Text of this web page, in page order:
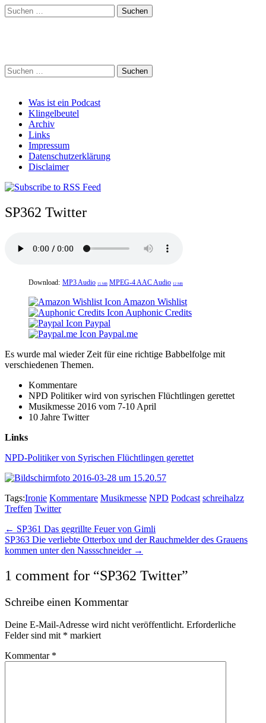
Suchen
nach:
Suchen
nach:
Main
menu
Skip
content
Was ist ein Podcast
Klingelbeutel
Archiv
Links
Impressum
Datenschutzerklärung
Disclaimer
SP362 Twitter
Download: MP3 Audio 15 MB MPEG-4 AAC Audio 12 MB
Amazon Wishlist
Auphonic Credits
Paypal
Paypal.me
Es wurde mal wieder Zeit für eine richtige Babbelfolge mit
verschiedenen Themen.
Kommentare
NPD Politiker wird von syrischen Flüchtlingen gerettet
Musikmesse 2016 vom 7-10 April
10 Jahre Twitter
Links
NPD-Politiker von Syrischen Flüchtlingen gerettet
Tags:Ironie Kommentare Musikmesse NPD Podcast schreihalzz
Treffen Twitter
Post
navigation
← SP361 Das gegrillte Feuer von Gimli
SP363 Die verliebte Otterbox und der Rauchmelder des Grauens
kommen unter den Nassschneider →
1 comment for “SP362 Twitter”
Schreibe einen Kommentar
Deine E-Mail-Adresse wird nicht veröffentlicht. Erforderliche
Felder sind mit * markiert
Kommentar *